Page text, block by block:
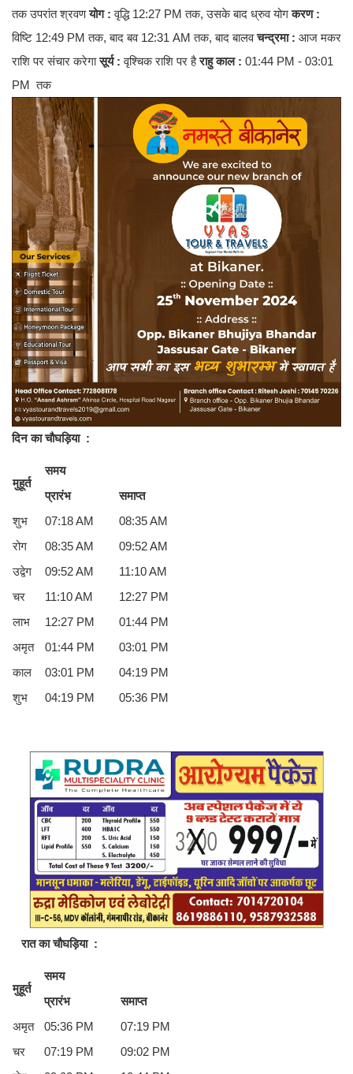
तक उपरांत श्रवणयोग : वृद्धि 12:27 PM तक, उसके बाद ध्रुव योगकरण :
विष्टि 12:49 PM तक, बाद बव 12:31 AM तक, बाद बालवचन्द्रमा : आज मकर
राशि पर संचार करेगासूर्य : वृश्चिक राशि पर हैराहु काल : 01:44 PM - 03:01
PM तक
दिन का चौघड़िया :
मुहूर्त
समय
प्रारंभ
समाप्त
शुभ
07:18 AM
08:35 AM
रोग
08:35 AM
09:52 AM
उद्वेग
09:52 AM
11:10 AM
चर
11:10 AM
12:27 PM
लाभ
12:27 PM
01:44 PM
अमृत
01:44 PM
03:01 PM
काल
03:01 PM
04:19 PM
शुभ
04:19 PM 05:36 PM
रात का चौघड़िया :
मुहूर्त
समय
प्रारंभ
समाप्त
अमृत
05:36 PM
07:19 PM
चर
07:19 PM
09:02 PM